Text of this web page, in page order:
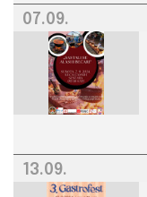
07.09.
13.09.